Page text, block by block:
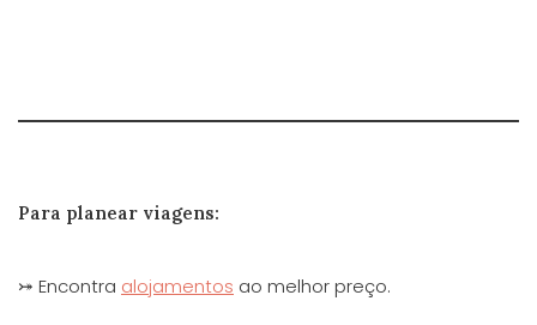
Para planear viagens:
⤖ Encontra alojamentos ao melhor preço.